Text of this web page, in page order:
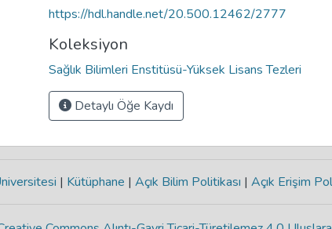
https://hdl.handle.net/20.500.12462/2777
Koleksiyon
Sağlık Bilimleri Enstitüsü-Yüksek Lisans Tezleri
Detaylı Öğe Kaydı
| Kütüphane | Açık Bilim Politikası | Açık Erişim